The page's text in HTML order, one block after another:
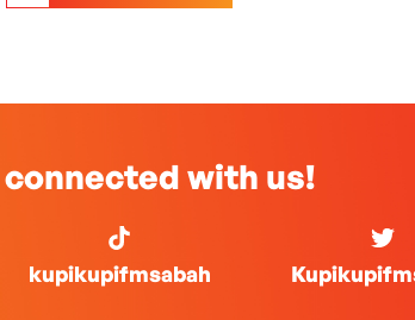
with us!
kupikupifmsabah